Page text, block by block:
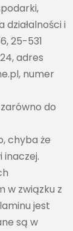
i
25-531
adres
numer
do
chyba że
inaczej.
w związku z
jest
są w